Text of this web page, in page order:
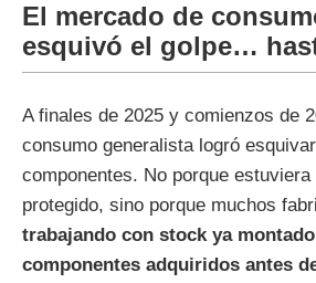
El mercado de
esquivó el golpe…
A finales de 2025 y comienzos de
consumo generalista logró
componentes. No porque
protegido, sino porque muchos
trabajando con stock ya
componentes adquiridos antes